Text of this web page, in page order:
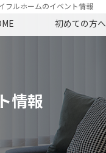
フルホームのイベント情報
初めての方へ
情報